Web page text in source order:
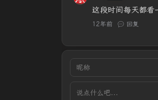
这段时间每天都看
12年前 回复